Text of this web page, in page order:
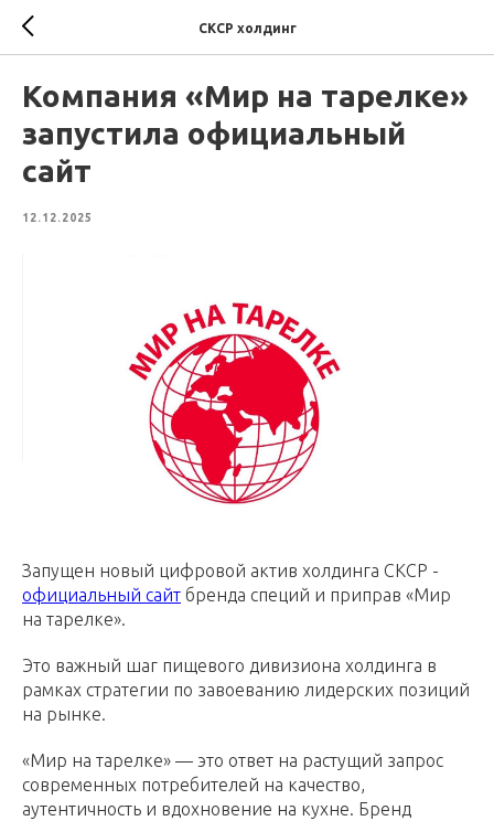
СКСР холдинг
Компания «Мир на тарелке»
запустила официальный
сайт
12.12.2025
Запущен новый цифровой актив холдинга СКСР -
официальный сайт бренда специй и приправ «Мир
на тарелке».
Это важный шаг пищевого дивизиона холдинга в
рамках стратегии по завоеванию лидерских позиций
на рынке.
«Мир на тарелке» — это ответ на растущий запрос
современных потребителей на качество,
аутентичность и вдохновение на кухне. Бренд